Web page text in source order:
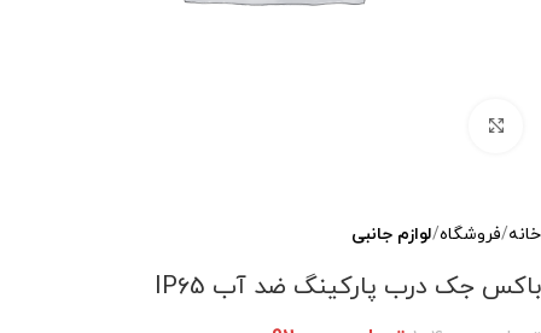
خانه فروشگاه لوازم جانبی
باکس جک درب پارکینگ ضد آب IP65